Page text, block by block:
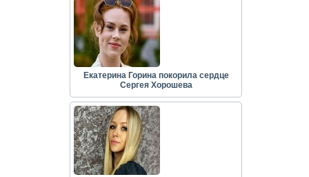
Екатерина Горина покорила сердце
Сергея Хорошева